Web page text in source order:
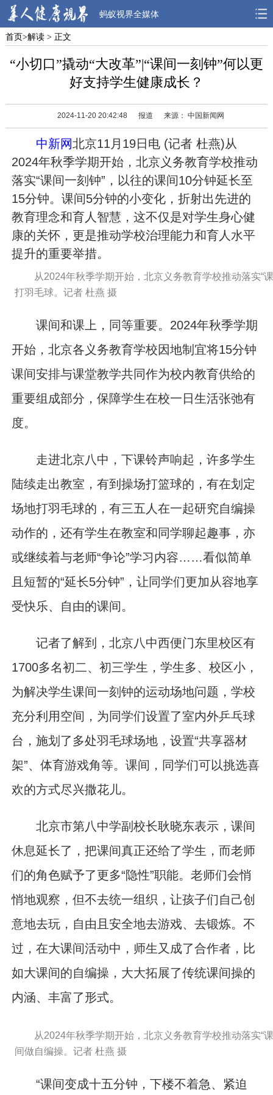
蚂蚁视界全媒体
首页 焦点 观点
风采
观察 解读 健康
首页>解读> 正文
“小切口”撬动“大改革”|“课间一刻钟”何以更
好支持学生健康成长？
2024-11-20 20:42:48 报道 来源： 中国新闻网
中新网北京11月19日电 (记者 杜燕)从
2024年秋季学期开始，北京义务教育学校推动
落实“课间一刻钟”，以往的课间10分钟延长至
15分钟。课间5分钟的小变化，折射出先进的
教育理念和育人智慧，这不仅是对学生身心健
康的关怀，更是推动学校治理能力和育人水平
提升的重要举措。
从2024年秋季学期开始，北京义务教育学校推动落实“
打羽毛球。记者 杜燕 摄
课间和课上，同等重要。2024年秋季学期
开始，北京各义务教育学校因地制宜将15分钟
课间安排与课堂教学共同作为校内教育供给的
重要组成部分，保障学生在校一日生活张弛有
度。
走进北京八中，下课铃声响起，许多学生
陆续走出教室，有到操场打篮球的，有在划定
场地打羽毛球的，有三五人在一起研究自编操
动作的，还有学生在教室和同学聊起趣事，亦
或继续着与老师“争论”学习内容……看似简单
且短暂的“延长5分钟”，让同学们更加从容地享
受快乐、自由的课间。
记者了解到，北京八中西便门东里校区有
1700多名初二、初三学生，学生多、校区小，
为解决学生课间一刻钟的运动场地问题，学校
充分利用空间，为同学们设置了室内外乒乓球
台，施划了多处羽毛球场地，设置“共享器材
架”、体育游戏角等。课间，同学们可以挑选喜
欢的方式尽兴撒花儿。
北京市第八中学副校长耿晓东表示，课间
休息延长了，把课间真正还给了学生，而老师
们的角色赋予了更多“隐性”职能。老师们会悄
悄地观察，但不去统一组织，让孩子们自己创
意地去玩，自由且安全地去游戏、去锻炼。不
过，在大课间活动中，师生又成了合作者，比
如大课间的自编操，大大拓展了传统课间操的
内涵、丰富了形式。
从2024年秋季学期开始，北京义务教育学校推动落实“
间做自编操。记者 杜燕 摄
“课间变成十五分钟，下楼不着急、紧迫